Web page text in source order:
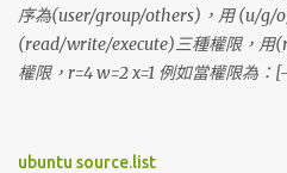
序為(user/group/others)，用 (u/g/
(read/write/execute)三種權限，用
權限，r=4 w=2 x=1 例如當權限為
ubuntu source.list